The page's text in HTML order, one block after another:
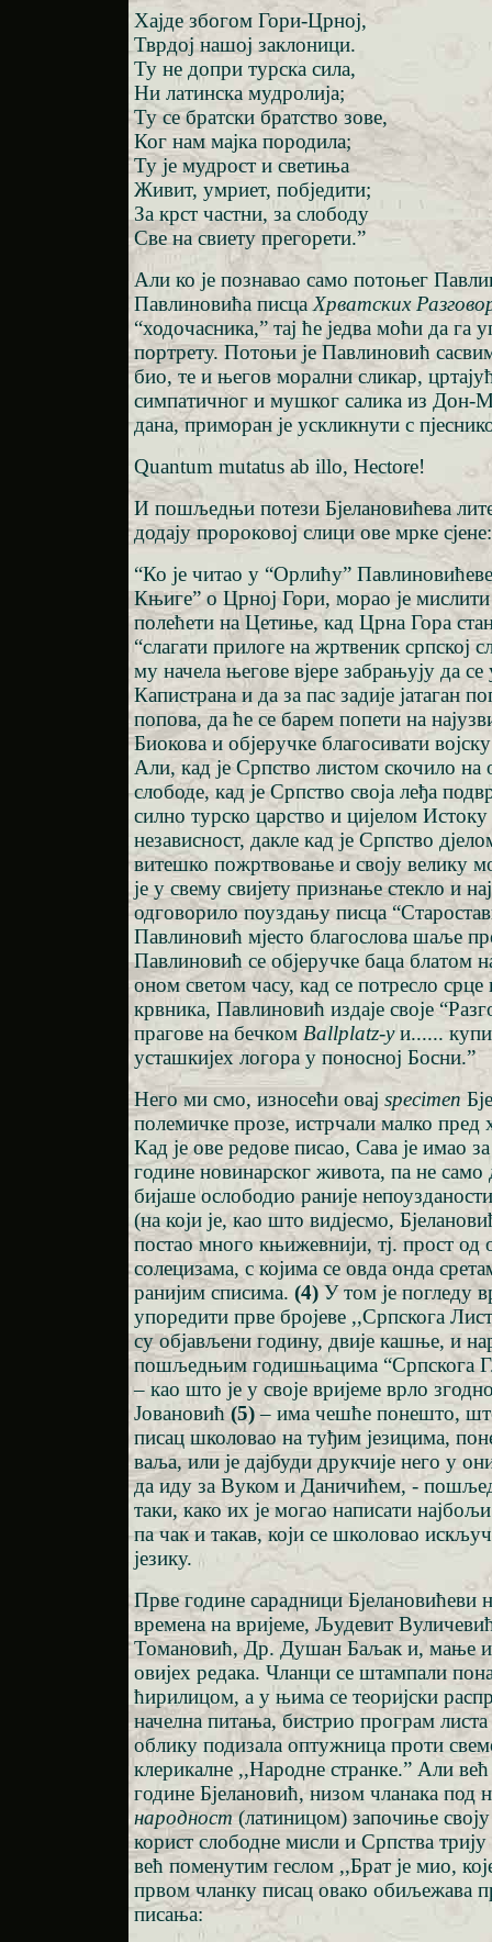
Хајде збогом Гори-Црној,
Тврдој нашој заклоници.
Ту не допри турска сила,
Ни латинска мудролија;
Ту се братски братство зове,
Ког нам мајка породила;
Ту је мудрост и светиња
Живит, умриет, побједити;
За крст частни, за слободу
Све на свиету прегорети.”
Али ко је познавао само потоњег
Павлиновића писца Хрватских
“ходочасника,” тај ће једва моћи да га
портрету. Потоњи је Павлиновић
био, те и његов морални сликар,
симпатичног и мушког салика из Дон-
дана, приморан је ускликнути с
Quantum mutatus ab illo, Hectore!
И пошљедњи потези Бјелановићева
додају пророковој слици ове мрке сјене:
“Ко је читао у “Орлићу”
Књиге” о Црној Гори, морао је
полећети на Цетиње, кад Црна Гора
“слагати прилоге на жртвеник српској
му начела његове вјере забрањују да
Капистрана и да за пас задије јатаган
попова, да ће се барем попети на
Биокова и објеручке благосивати
Али, кад је Српство листом скочило на
слободе, кад је Српство своја леђа
силно турско царство и цијелом Истоку
независност, дакле кад је Српство
витешко пожртвовање и своју велику
је у свему свијету признање стекло и
одговорило поуздању писца
Павлиновић мјесто благослова шаље
Павлиновић се објеручке баца блатом
оном светом часу, кад се потресло срце
крвника, Павлиновић издаје своје
прагове на бечком Ballplatz-уи......
усташкијех логора у поносној Босни.”
Него ми смо, износећи овај specimen
полемичке прозе, истрчали малко пред
Кад је ове редове писао, Сава је имао
године новинарског живота, па не само
бијаше ослободио раније
(на који је, као што видјесмо,
постао много књижевнији, тј. прост од
солецизама, с којима се овда онда
ранијим списима. (4) У том је погледу
упоредити прве бројеве ,,Српскога
су објављени годину, двије кашње, и
пошљедњим годишњацима “Српскога
– као што је у своје вријеме врло
Јовановић(5)– има чешће понешто,
писац школовао на туђим језицима,
ваља, или је дајбуди друкчије него у
да иду за Вуком и Даничићем, -
таки, како их је могао написати
па чак и такав, који се школовао
језику.
Прве године сарадници Бјелановићеви
времена на вријеме, Људевит
Томановић, Др. Душан Баљак и, мање
овијех редака. Чланци се штампали
ћирилицом, а у њима се теоријски
начелна питања, бистрио програм
облику подизала оптужница проти
клерикалне ,,Народне странке.” Али
године Бјелановић, низом чланака под
народност(латиницом) започиње
корист слободне мисли и Српства трију
већ поменутим геслом ,,Брат је мио,
првом чланку писац овако обиљежава
писања: